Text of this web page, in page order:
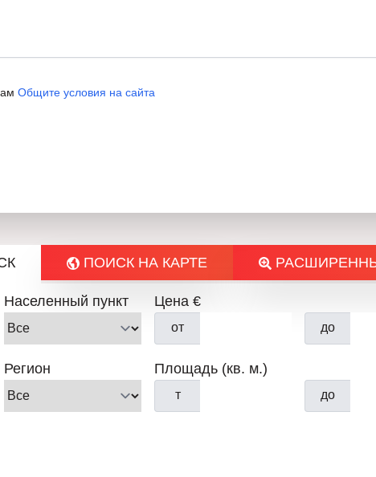
районов
–
Общите условия на сайта
ПОИСК НА КАРТЕ
Населенный пункт
Регион
Цена €
от до
Площадь (кв. м.)
т до